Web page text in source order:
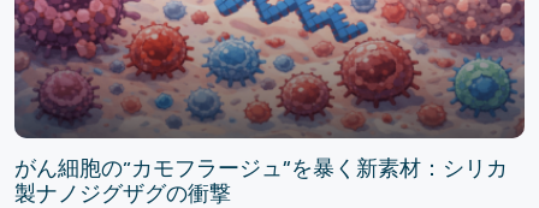
がん細胞の“カモフラージュ”を暴く新素材：シリカ
製ナノジグザグの衝撃